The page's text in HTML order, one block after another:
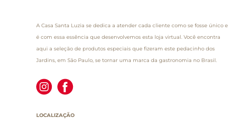
A Casa Santa Luzia se dedica a atender cada cliente como se fosse único e
é com essa essência que desenvolvemos esta loja virtual. Você encontra
aqui a seleção de produtos especiais que fizeram este pedacinho dos
Jardins, em São Paulo, se tornar uma marca da gastronomia no Brasil.
LOCALIZAÇÃO